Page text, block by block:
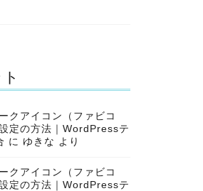
クアイコン（ファビコ
定の方法｜WordPressテ
に ゆきな より
クアイコン（ファビコ
定の方法｜WordPressテ